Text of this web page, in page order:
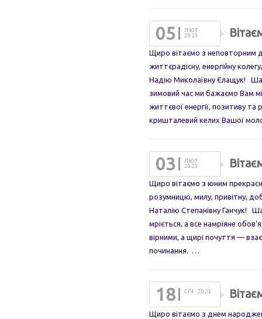
05
ЛЮТ.
2023
Щиро вітаємо з неповторним
життєрадісну, енергійну
Надію Миколаївну Єлащук!
зимовий час ми бажаємо Вам
життєвої енергії, позитиву
кришталевий келих Вашої
03
ЛЮТ.
2023
Щиро вітаємо з юним
розумницю, милу, привітну,
Наталію Степанівну Ганчук!
мріється, а все намріяне
вірними, а щирі почуття —
починання. …
18 СІЧ. 2023
Щиро вітаємо з днем